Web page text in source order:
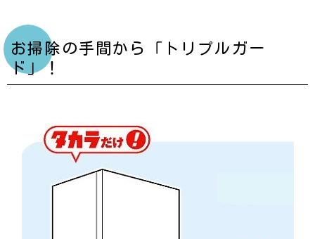
お掃除の手間から「トリプルガー
ド」！